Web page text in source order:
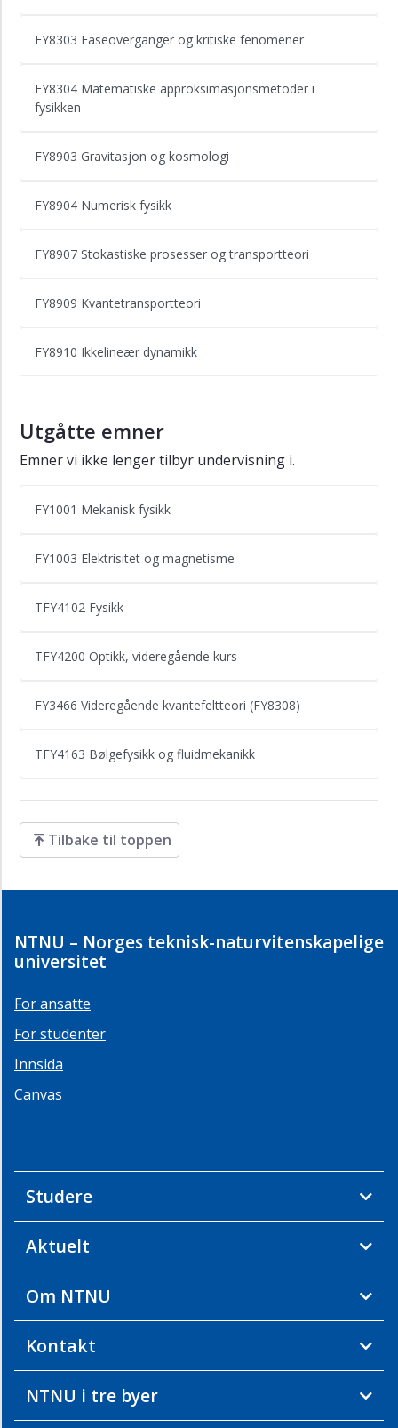
FY8303 Faseoverganger og kritiske fenomener
FY8304 Matematiske approksimasjonsmetoder i
fysikken
FY8903 Gravitasjon og kosmologi
FY8904 Numerisk fysikk
FY8907 Stokastiske prosesser og transportteori
FY8909 Kvantetransportteori
FY8910 Ikkelineær dynamikk
Utgåtte emner
Emner vi ikke lenger tilbyr undervisning i.
FY1001 Mekanisk fysikk
FY1003 Elektrisitet og magnetisme
TFY4102 Fysikk
TFY4200 Optikk, videregående kurs
FY3466 Videregående kvantefeltteori (FY8308)
TFY4163 Bølgefysikk og fluidmekanikk
Tilbake til toppen
NTNU – Norges teknisk-naturvitenskapelige
universitet
For ansatte
For studenter
Innsida
Canvas
Studere
Aktuelt
Om NTNU
Kontakt
NTNU i tre byer